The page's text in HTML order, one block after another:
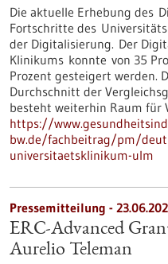
Die aktuelle Erhebung des
Fortschritte des
der Digitalisierung. Der
Klinikums konnte von 35
Prozent gesteigert werden.
Durchschnitt der
besteht weiterhin Raum für
https://
bw.de/fachbeitrag/pm/
universitaetsklinikum-ulm
Pressemitteilung -
ERC-Advanced
Aurelio Teleman